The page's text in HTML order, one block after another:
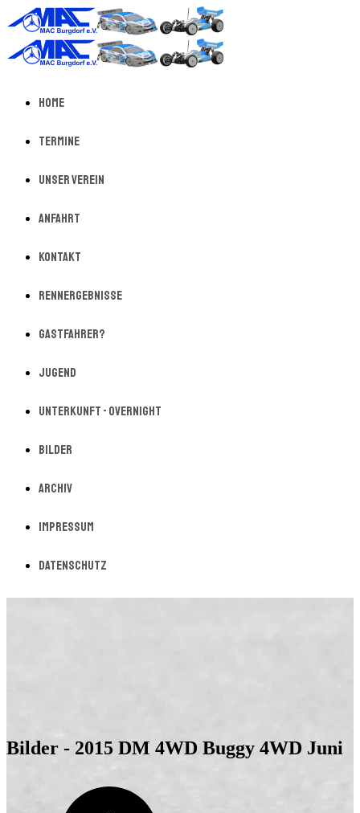
Home
Termine
Unser Verein
Anfahrt
Kontakt
Rennergebnisse
Gastfahrer?
Jugend
Unterkunft - Overnight
Bilder
Archiv
Impressum
Datenschutz
Bilder - 2015 DM 4WD Buggy 4WD Juni